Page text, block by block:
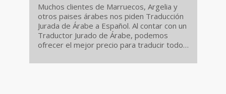
Muchos clientes de Marruecos, Argelia y
otros paises árabes nos piden Traducción
Jurada de Árabe a Español. Al contar con un
Traductor Jurado de Árabe, podemos
ofrecer el mejor precio para traducir todo